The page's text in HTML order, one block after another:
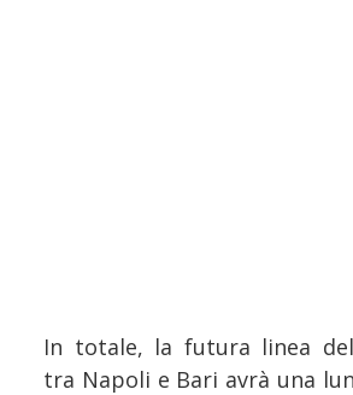
In totale, la futura linea
tra Napoli e Bari avrà una